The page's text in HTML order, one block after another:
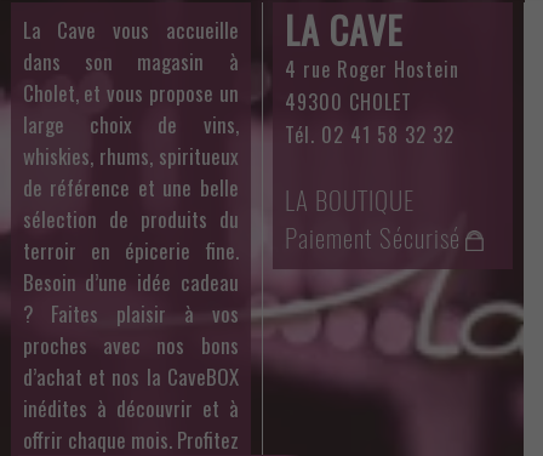
La Cave vous accueille
dans son magasin à
Cholet, et vous propose un
large choix de vins,
whiskies, rhums, spiritueux
de référence et une belle
sélection de produits du
terroir en épicerie fine.
Besoin d’une idée cadeau
? Faites plaisir à vos
proches avec nos bons
d’achat et nos la CaveBOX
inédites à découvrir et à
offrir chaque mois. Profitez
LA CAVE
4 rue Roger Hostein
49300 CHOLET
Tél. 02 41 58 32 32
LA BOUTIQUE
Paiement Sécurisé